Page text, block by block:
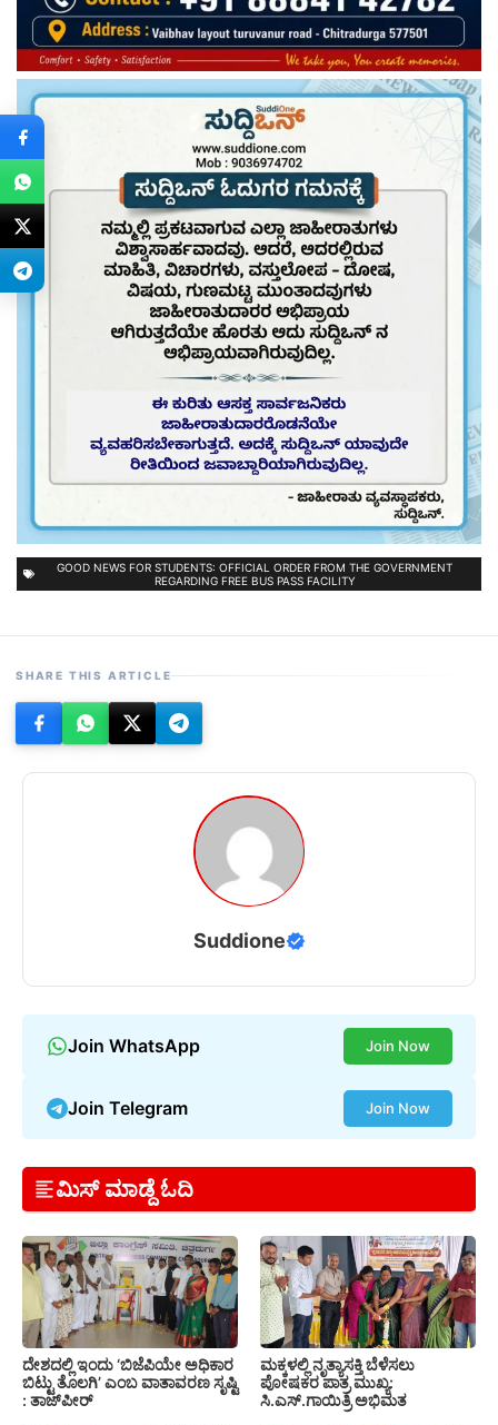
GOOD NEWS FOR STUDENTS: OFFICIAL ORDER FROM THE GOVERNMENT
REGARDING FREE BUS PASS FACILITY
SHARE THIS ARTICLE
Suddione
Join WhatsApp Join Now
Join Telegram Join Now
ಮಿಸ್ ಮಾಡ್ದೆ ಓದಿ
ದೇಶದಲ್ಲಿ ಇಂದು ‘ಬಿಜೆಪಿಯೇ ಅಧಿಕಾರ
ಬಿಟ್ಟು ತೊಲಗಿ’ ಎಂಬ ವಾತಾವರಣ ಸೃಷ್ಟಿ
: ತಾಜ್‌ಪೀರ್
ಮಕ್ಕಳಲ್ಲಿ ನೃತ್ಯಾಸಕ್ತಿ ಬೆಳೆಸಲು
ಪೋಷಕರ ಪಾತ್ರ ಮುಖ್ಯ:
ಸಿ.ಎಸ್.ಗಾಯಿತ್ರಿ ಅಭಿಮತ